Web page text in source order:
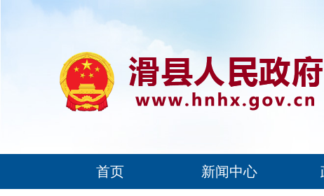
首页 新闻中心